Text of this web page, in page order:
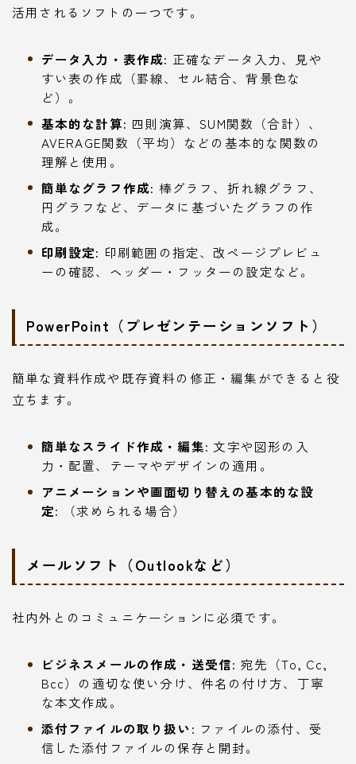
活用されるソフトの一つです。
データ入力・表作成: 正確なデータ入力、見や
すい表の作成（罫線、セル結合、背景色な
ど）。
基本的な計算: 四則演算、SUM関数（合計）、
AVERAGE関数（平均）などの基本的な関数の
理解と使用。
簡単なグラフ作成: 棒グラフ、折れ線グラフ、
円グラフなど、データに基づいたグラフの作
成。
印刷設定: 印刷範囲の指定、改ページプレビュ
ーの確認、ヘッダー・フッターの設定など。
PowerPoint（プレゼンテーションソフト）
簡単な資料作成や既存資料の修正・編集ができると役
立ちます。
簡単なスライド作成・編集: 文字や図形の入
力・配置、テーマやデザインの適用。
アニメーションや画面切り替えの基本的な設
定: （求められる場合）
メールソフト（Outlookなど）
社内外とのコミュニケーションに必須です。
ビジネスメールの作成・送受信: 宛先（To, Cc,
Bcc）の適切な使い分け、件名の付け方、丁寧
な本文作成。
添付ファイルの取り扱い: ファイルの添付、受
信した添付ファイルの保存と開封。